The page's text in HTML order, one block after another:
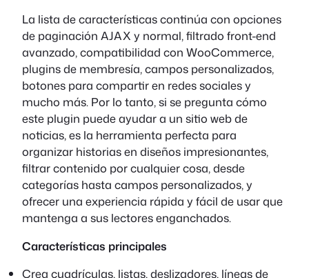
La lista de características continúa con opciones
de paginación AJAX y normal, filtrado front-end
avanzado, compatibilidad con WooCommerce,
plugins de membresía, campos personalizados,
botones para compartir en redes sociales y
mucho más. Por lo tanto, si se pregunta cómo
este plugin puede ayudar a un sitio web de
noticias, es la herramienta perfecta para
organizar historias en diseños impresionantes,
filtrar contenido por cualquier cosa, desde
categorías hasta campos personalizados, y
ofrecer una experiencia rápida y fácil de usar que
mantenga a sus lectores enganchados.
Características principales
Crea cuadrículas, listas, deslizadores, líneas de